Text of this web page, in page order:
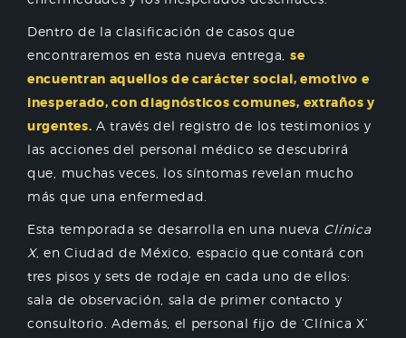
Dentro de la clasificación de casos que
encontraremos en esta nueva entrega, se
encuentran aquellos de carácter social, emotivo e
inesperado, con diagnósticos comunes, extraños y
urgentes. A través del registro de los testimonios y
las acciones del personal médico se descubrirá
que, muchas veces, los síntomas revelan mucho
más que una enfermedad.
Esta temporada se desarrolla en una nueva Clínica
X, en Ciudad de México, espacio que contará con
tres pisos y sets de rodaje en cada uno de ellos:
sala de observación, sala de primer contacto y
consultorio. Además, el personal fijo de ‘Clínica X’